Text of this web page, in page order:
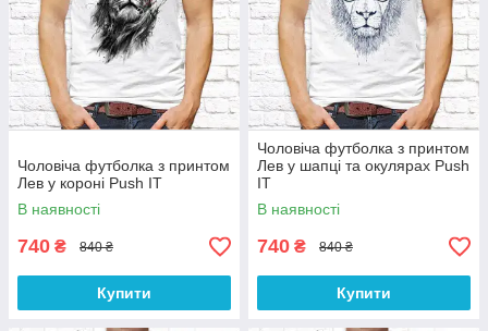
Чоловіча футболка з принтом
Лев у короні Push IT
В наявності
740 ₴ 840 ₴
Купити
Чоловіча футболка з принтом
Лев у шапці та окулярах Push
IT
В наявності
740 ₴ 840 ₴
Купити